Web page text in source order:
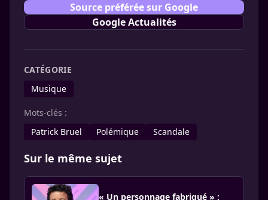
Source préférée sur Google
Google Actualités
CATÉGORIE
Musique
Mots-clés :
Patrick Bruel
Polémique Scandale
Sur le même sujet
« Un personnage fabriqué » :